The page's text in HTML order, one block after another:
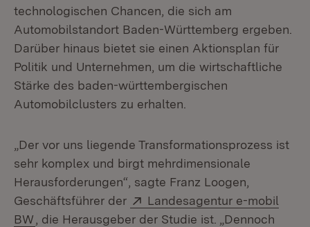
technologischen Chancen, die sich am
Automobilstandort Baden-Württemberg ergeben.
Darüber hinaus bietet sie einen Aktionsplan für
Politik und Unternehmen, um die wirtschaftliche
Stärke des baden-württembergischen
Automobilclusters zu erhalten.
„Der vor uns liegende Transformationsprozess ist
sehr komplex und birgt mehrdimensionale
Herausforderungen“, sagte Franz Loogen,
Geschäftsführer der
Extern:
Landesagentur e-mobil
BW (Öffnet in neuem Fenster)
, die Herausgeber der Studie ist. „Dennoch